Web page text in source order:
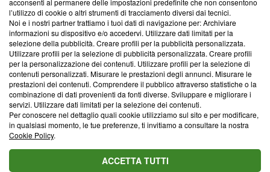
Team editoriale
Corporate
Redazione
Informativa Privacy
Cookie Policy
Blasting SA, IDI CHE-247.845.224, Via Carlo Frasca, 3 - 6900
Lugano (Svizzera) Tel:+39 0690258937
© 2026 Blasting News
acconsenti al permanere delle impostazioni predefinite che non consentono
l’utilizzo di cookie o altri strumenti di tracciamento diversi dai tecnici.
Noi e i nostri partner trattiamo i tuoi dati di navigazione per: Archiviare
informazioni su dispositivo e/o accedervi. Utilizzare dati limitati per la
selezione della pubblicità. Creare profili per la pubblicità personalizzata.
Utilizzare profili per la selezione di pubblicità personalizzata. Creare profili
per la personalizzazione dei contenuti. Utilizzare profili per la selezione di
contenuti personalizzati. Misurare le prestazioni degli annunci. Misurare le
prestazioni dei contenuti. Comprendere il pubblico attraverso statistiche o la
combinazione di dati provenienti da fonti diverse. Sviluppare e migliorare i
servizi. Utilizzare dati limitati per la selezione dei contenuti.
Per conoscere nel dettaglio quali cookie utilizziamo sul sito e per modificare,
in qualsiasi momento, le tue preferenze, ti invitiamo a consultare la nostra
Cookie Policy.
ACCETTA TUTTI